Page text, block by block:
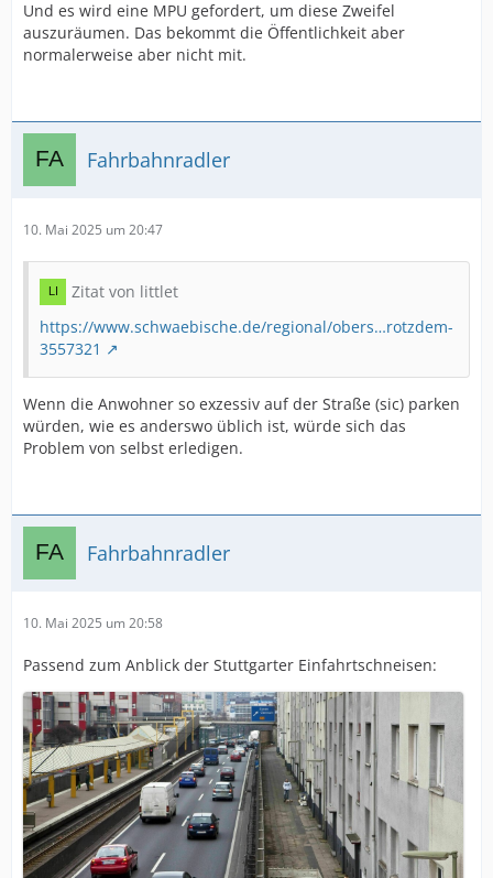
Und es wird eine MPU gefordert, um diese Zweifel
auszuräumen. Das bekommt die Öffentlichkeit aber
normalerweise aber nicht mit.
Fahrbahnradler
10. Mai 2025 um 20:47
Zitat von littlet
https://www.schwaebische.de/regional/obers…rotzdem-
3557321
Wenn die Anwohner so exzessiv auf der Straße (sic) parken
würden, wie es anderswo üblich ist, würde sich das
Problem von selbst erledigen.
Fahrbahnradler
10. Mai 2025 um 20:58
Passend zum Anblick der Stuttgarter Einfahrtschneisen: